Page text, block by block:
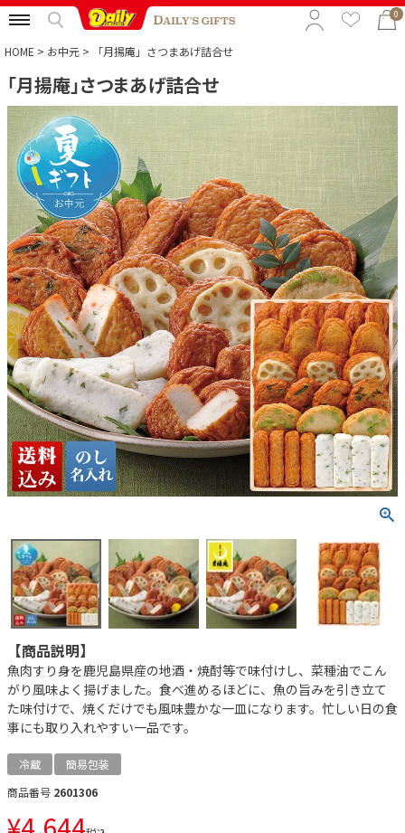
0
特集から選ぶ
予算から選ぶ
カテゴリから選ぶ
贈る相手から選ぶ
HOME お中元 「月揚庵」さつまあげ詰合せ
「月揚庵」さつまあげ詰合せ
【商品説明】
魚肉すり身を鹿児島県産の地酒・焼酎等で味付けし、菜種油でこん
がり風味よく揚げました。食べ進めるほどに、魚の旨みを引き立て
た味付けで、焼くだけでも風味豊かな一皿になります。忙しい日の食
事にも取り入れやすい一品です。
冷蔵
簡易包装
商品番号 2601306